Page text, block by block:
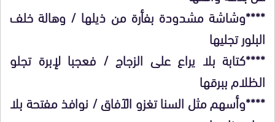
****وشاشة مشدودة بفأرة من ذيلها / وهالة خلف
البلور تجليها
****كتابة بلا يراع على الزجاج / فعجبا لإبرة تجلو
الظلام ببرقها
****وأسهم مثل السنا تغزو الآفاق / نوافذ مفتحة بلا